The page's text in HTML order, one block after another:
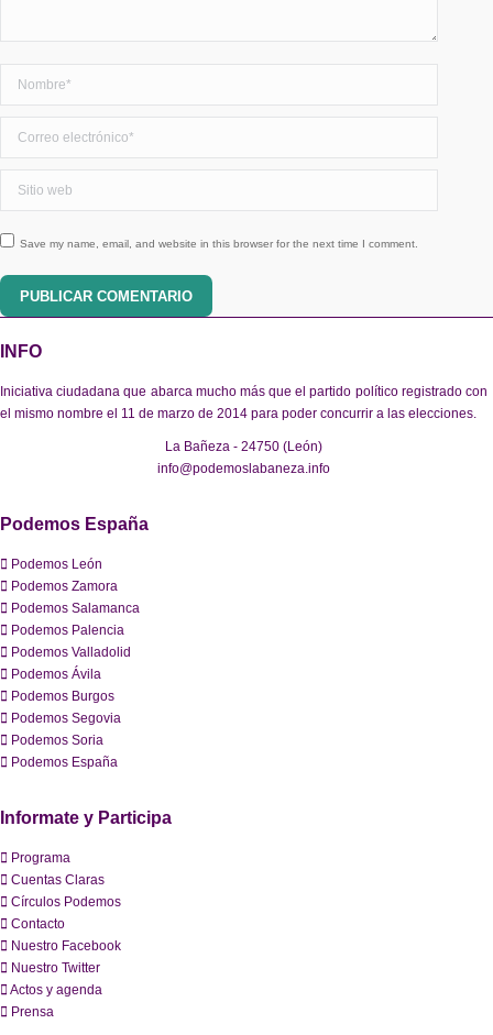
Save my name, email, and website in this browser for the next time I comment.
PUBLICAR COMENTARIO
INFO
Iniciativa ciudadana que abarca mucho más que el partido político registrado con
el mismo nombre el 11 de marzo de 2014 para poder concurrir a las elecciones.
La Bañeza - 24750 (León)
info@podemoslabaneza.info
Podemos España
Podemos León
Podemos Zamora
Podemos Salamanca
Podemos Palencia
Podemos Valladolid
Podemos Ávila
Podemos Burgos
Podemos Segovia
Podemos Soria
Podemos España
Informate y Participa
Programa
Cuentas Claras
Círculos Podemos
Contacto
Nuestro Facebook
Nuestro Twitter
Actos y agenda
Prensa